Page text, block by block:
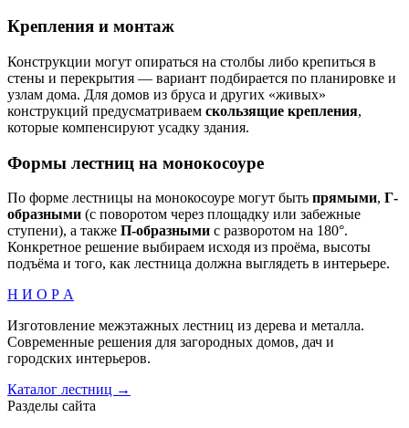
Крепления и монтаж
Конструкции могут опираться на столбы либо крепиться в
стены и перекрытия — вариант подбирается по планировке и
узлам дома. Для домов из бруса и других «живых»
конструкций предусматриваем скользящие крепления,
которые компенсируют усадку здания.
Формы лестниц на монокосоуре
По форме лестницы на монокосоуре могут быть прямыми, Г-
образными (с поворотом через площадку или забежные
ступени), а также П-образными с разворотом на 180°.
Конкретное решение выбираем исходя из проёма, высоты
подъёма и того, как лестница должна выглядеть в интерьере.
Н И О Р А
Изготовление межэтажных лестниц из дерева и металла.
Современные решения для загородных домов, дач и
городских интерьеров.
Каталог лестниц →
Разделы сайта